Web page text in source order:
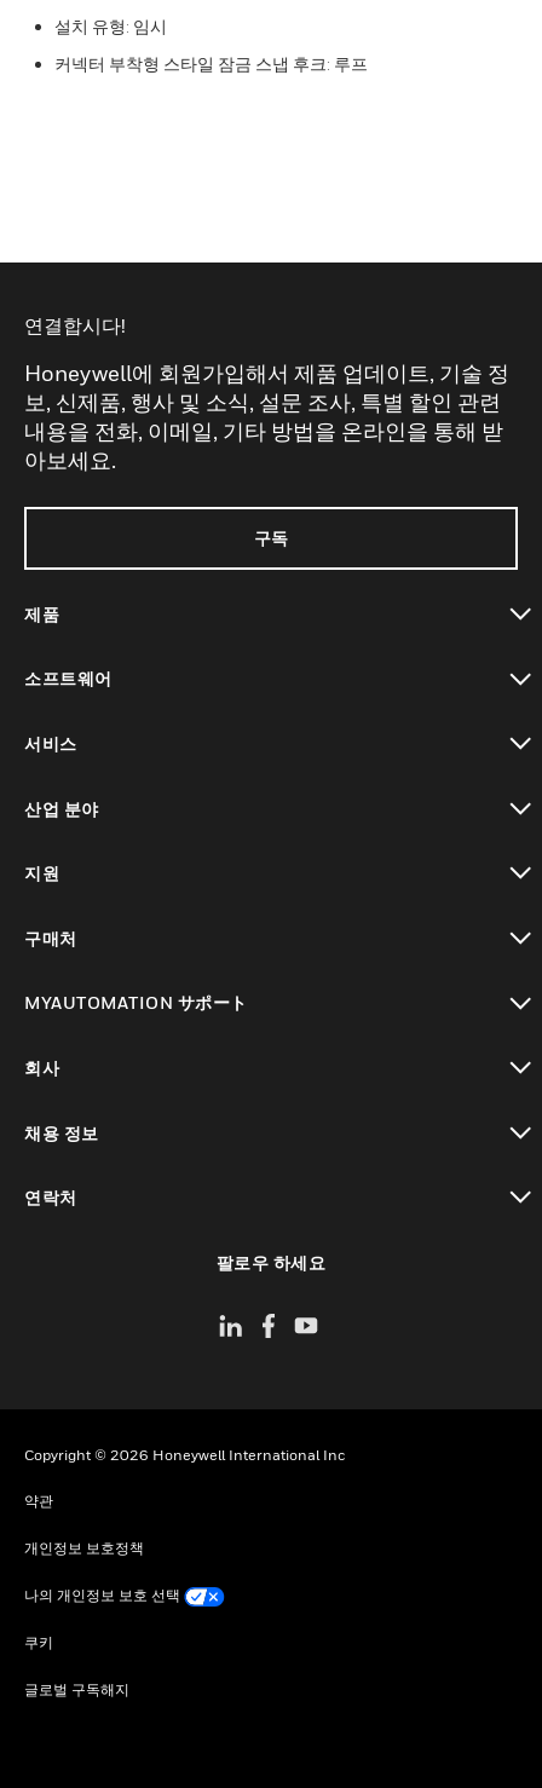
설치 유형: 임시
커넥터 부착형 스타일 잠금 스냅 후크: 루프
연결합시다!
Honeywell에 회원가입해서 제품 업데이트, 기술 정
보, 신제품, 행사 및 소식, 설문 조사, 특별 할인 관련
내용을 전화, 이메일, 기타 방법을 온라인을 통해 받
아보세요.
구독
제품
소프트웨어
서비스
산업 분야
지원
구매처
MYAUTOMATION サポート
회사
채용 정보
연락처
팔로우 하세요
Copyright © 2026 Honeywell International Inc
약관
개인정보 보호정책
나의 개인정보 보호 선택
쿠키
글로벌 구독해지